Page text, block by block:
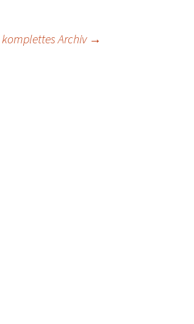
komplettes Archiv →